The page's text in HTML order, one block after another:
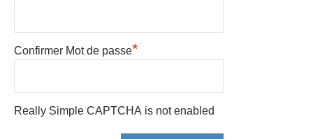
Confirmer Mot de passe*
Really Simple CAPTCHA is not enabled